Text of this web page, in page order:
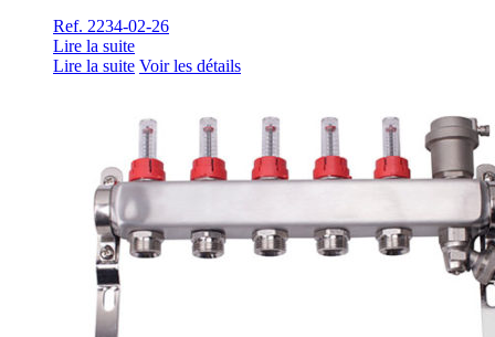
Ref. 2234-02-26
Lire la suite
Lire la suite Voir les détails